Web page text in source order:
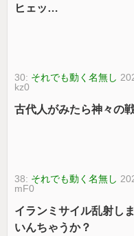
ヒェッ…
30: それでも動く名無し
kz0
古代人がみたら神々の
38: それでも動く名無し
mF0
イランミサイル乱射し
いんちゃうか？